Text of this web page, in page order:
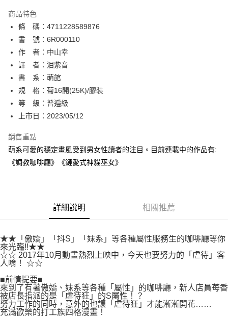
相關說明
【關於「AFTEE先享後付」】
AFTEE先享後付是「在收到商品之後才付款」的支付方式。 讓您購物簡單
便利好安心！
１．簡單：不需註冊會員、不需綁卡、不需儲值。
２．便利：只要手機號碼，簡訊認證，即可結帳。
３．安心：先確認商品／服務後，再付款。
【「AFTEE先享後付」結帳流程】
１．於結帳方式選擇「AFTEE先享後付」後，將跳轉至「AFTEE先享後付」
結帳頁面，進行簡訊認證並確認金額後，即可完成結帳。
２．訂單成立數日內，您將收到繳費通知簡訊。
ATM／網路銀行／等多元方式進行付款，方視為交易完成。
※ 請注意：結帳手續完成當下不需立刻繳費，但若您需要取消訂單，請聯絡
購買商品的店家。未經商家同意取消之訂單仍視為有效，需透過AFTEE先享
後付繳納相關費用。
權轉讓予恩沛科技股份有限公司。
２．關於個人資料處理事宜，請瀏覽以下網址：
https://aftee.tw/terms/#terms3
３．未成年的使用者請事先徵得法定代理人或監護人之同意方可使用
「AFTEE先享後付」，若未經同意申辦者引起之損失，本公司不負相關責
任。
４．使用「AFTEE先享後付」時，將依據個別帳號之用戶狀況，依本公司即
時審查核予不同之上限額度；若仍有額度不足之情形，本公司將視審查結果
請求用戶進行身份認證。
ATM付款
運送方式
全家取貨付款
每筆NT$80，滿NT$500(含以上)免運費
付款後全家取貨
每筆NT$80，滿NT$500(含以上)免運費
付款後7-11取貨
每筆NT$80，滿NT$500(含以上)免運費
宅配
每筆NT$100，滿NT$800(含以上)免運費
國家/地區配送 查看運費
商品特色
條 碼：4711228589876
書 號：6R000110
作 者：中山幸
譯 者：泪紫音
書 系：萌館
規 格：菊16開(25K)/膠裝
等 級：普遍級
上市日：2023/05/12
銷售重點
萌系可愛的穩定畫風受到男女性讀者的注目。目前連載中的作品有:
《調教咖啡廳》《鏈愛式神貓巫女》
詳細說明 相關推薦
★★「傲嬌」「抖S」「妹系」等各種屬性服務生的咖啡廳等你
來光臨!!★★
☆☆ 2017年10月動畫熱烈上映中，今天也要努力的「虐待」客
人唷！ ☆☆
■前情提要■
來到了有著傲嬌、妹系等各種「屬性」的咖啡廳，新人店員苺香
被店長指派的是「虐待狂」的S屬性！？
努力工作的同時，意外的也讓「虐待狂」才能漸漸開花……
充滿歡樂的打工族四格漫畫！